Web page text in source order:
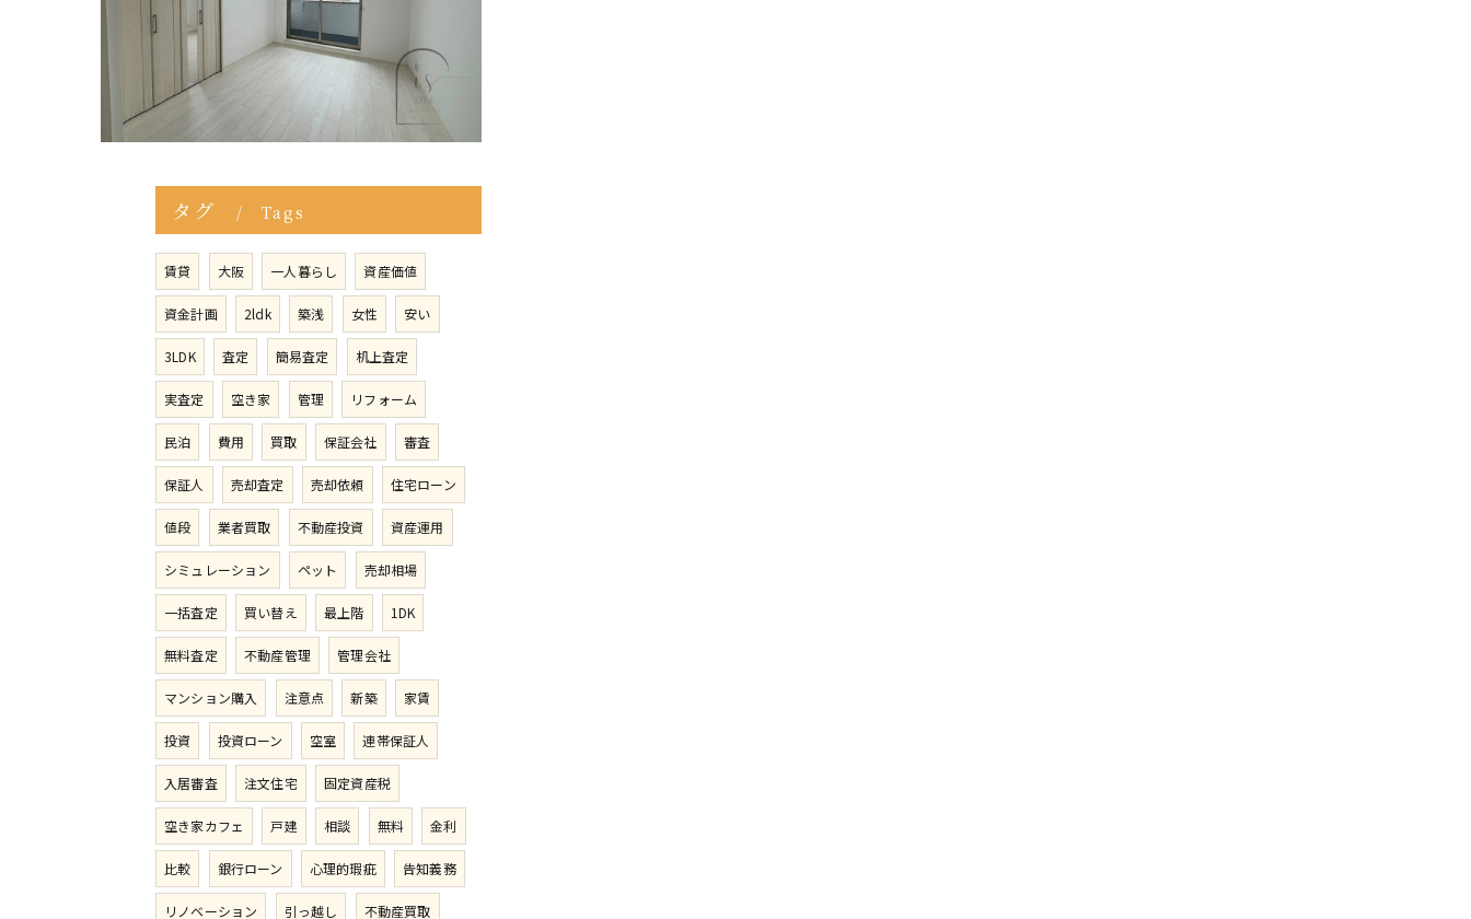
タグ Tags
賃貸 大阪 一人暮らし 資産価値
資金計画 2ldk 築浅 女性 安い
3LDK 査定 簡易査定 机上査定
実査定 空き家 管理 リフォーム
民泊 費用 買取 保証会社 審査
保証人 売却査定 売却依頼 住宅ローン
値段 業者買取 不動産投資 資産運用
シミュレーション ペット 売却相場
一括査定 買い替え 最上階 1DK
無料査定 不動産管理 管理会社
マンション購入 注意点 新築 家賃
投資 投資ローン 空室 連帯保証人
入居審査 注文住宅 固定資産税
空き家カフェ 戸建 相談 無料 金利
比較 銀行ローン 心理的瑕疵 告知義務
リノベーション 引っ越し 不動産買取